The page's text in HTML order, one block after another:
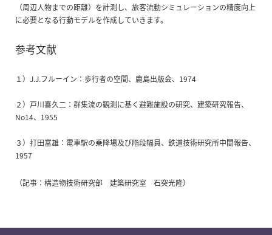
（周辺人物までの距離）を計測し、旅客流動シミュレーションの精度向上
に必要となる行動モデルを作成していきます。
参考文献
１）J.J.フルーイン：歩行者の空間、鹿島出版会、1974
２）戸川喜久二：群集流の観測に基く避難施設の研究、建築研究報告、
No14、1955
３）打田富雄：電車駅の乗降場及び階段幅員、鉄道技術研究所中間報告、
1957
（記事：構造物技術研究部 建築研究室 石突光隆）